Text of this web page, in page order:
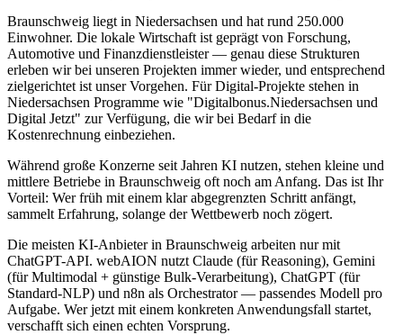
Braunschweig liegt in Niedersachsen und hat rund 250.000
Einwohner. Die lokale Wirtschaft ist geprägt von Forschung,
Automotive und Finanzdienstleister — genau diese Strukturen
erleben wir bei unseren Projekten immer wieder, und entsprechend
zielgerichtet ist unser Vorgehen. Für Digital-Projekte stehen in
Niedersachsen Programme wie "Digitalbonus.Niedersachsen und
Digital Jetzt" zur Verfügung, die wir bei Bedarf in die
Kostenrechnung einbeziehen.
Während große Konzerne seit Jahren KI nutzen, stehen kleine und
mittlere Betriebe in Braunschweig oft noch am Anfang. Das ist Ihr
Vorteil: Wer früh mit einem klar abgegrenzten Schritt anfängt,
sammelt Erfahrung, solange der Wettbewerb noch zögert.
Die meisten KI-Anbieter in Braunschweig arbeiten nur mit
ChatGPT-API. webAION nutzt Claude (für Reasoning), Gemini
(für Multimodal + günstige Bulk-Verarbeitung), ChatGPT (für
Standard-NLP) und n8n als Orchestrator — passendes Modell pro
Aufgabe. Wer jetzt mit einem konkreten Anwendungsfall startet,
verschafft sich einen echten Vorsprung.